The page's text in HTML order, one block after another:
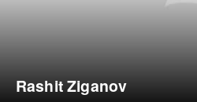
Rashit Ziganov